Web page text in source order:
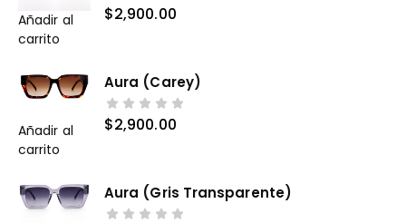
Añadir al
carrito
$2,900.00
Añadir al
carrito
Aura (carey)
$2,900.00
Aura (gris Transparente)